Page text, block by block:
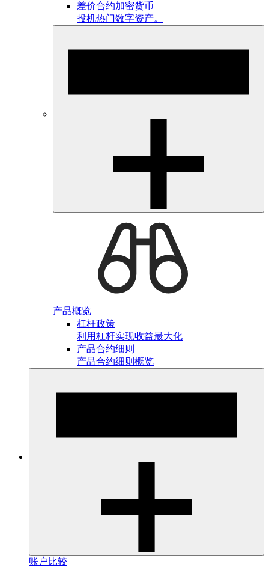
差价合约加密货币
投机热门数字资产。
产品概览
杠杆政策
利用杠杆实现收益最大化
产品合约细则
产品合约细则概览
账户比较